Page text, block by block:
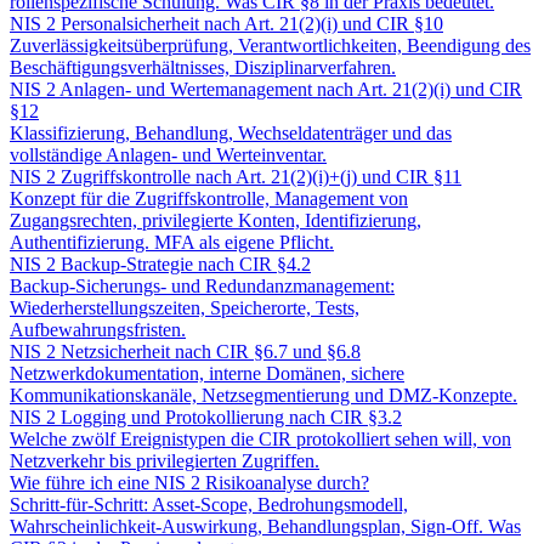
NIS 2 Personalsicherheit nach Art. 21(2)(i) und CIR §10
Zuverlässigkeitsüberprüfung, Verantwortlichkeiten, Beendigung des
Beschäftigungsverhältnisses, Disziplinarverfahren.
NIS 2 Anlagen- und Wertemanagement nach Art. 21(2)(i) und CIR
§12
Klassifizierung, Behandlung, Wechseldatenträger und das
vollständige Anlagen- und Werteinventar.
NIS 2 Zugriffskontrolle nach Art. 21(2)(i)+(j) und CIR §11
Konzept für die Zugriffskontrolle, Management von
Zugangsrechten, privilegierte Konten, Identifizierung,
Authentifizierung. MFA als eigene Pflicht.
NIS 2 Backup-Strategie nach CIR §4.2
Backup-Sicherungs- und Redundanzmanagement:
Wiederherstellungszeiten, Speicherorte, Tests,
Aufbewahrungsfristen.
NIS 2 Netzsicherheit nach CIR §6.7 und §6.8
Netzwerkdokumentation, interne Domänen, sichere
Kommunikationskanäle, Netzsegmentierung und DMZ-Konzepte.
NIS 2 Logging und Protokollierung nach CIR §3.2
Welche zwölf Ereignistypen die CIR protokolliert sehen will, von
Netzverkehr bis privilegierten Zugriffen.
Wie führe ich eine NIS 2 Risikoanalyse durch?
Schritt-für-Schritt: Asset-Scope, Bedrohungsmodell,
Wahrscheinlichkeit-Auswirkung, Behandlungsplan, Sign-Off. Was